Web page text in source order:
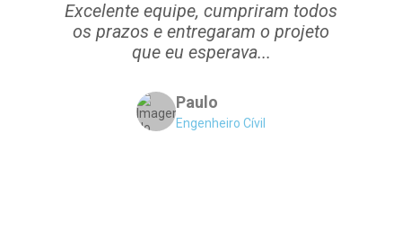
Excelente equipe, cumpriram todos
os prazos e entregaram o projeto
que eu esperava...
Paulo
Engenheiro Cívil